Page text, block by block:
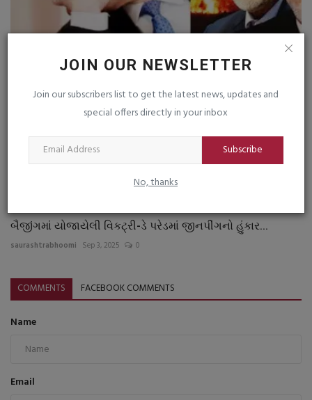
JOIN OUR NEWSLETTER
Join our subscribers list to get the latest news, updates and
special offers directly in your inbox
Subscribe
No, thanks
ટ્રમ્પને ઝુકવાની ફરજ પડી : ઈરાન યુધ્ધ સમાપ્ત
saurashtrabhoomi May 6, 2026
ન્યુયોર્કમાં માઈનસ ૪૦ ડીગ્રી : એન્ટાર્કટીકા કરતા પણ વધુ...
બૈજીંગમાં યોજાયેલી વિકટ્રી-ડે પરેડમાં જીનપીંગનો હુંકાર...
saurashtrabhoomi Sep 3, 2025 0
COMMENTS FACEBOOK COMMENTS
Name
Email